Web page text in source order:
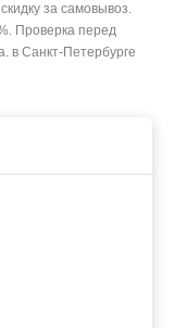
за самовывоз.
Проверка перед
в Санкт-Петербурге